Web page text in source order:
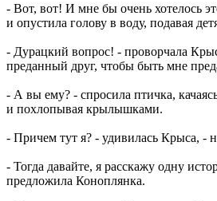
- Вот, вот! И мне бы очень хотелось
и опустила голову в воду, подавая
- Дурацкий вопрос! - проворчала
преданный друг, чтобы быть мне
- А вы ему? - спросила птичка,
и похлопывая крылышками.
- Причем тут я? - удивилась Крыса, -
- Тогда давайте, я расскажу одну
предложила Коноплянка.